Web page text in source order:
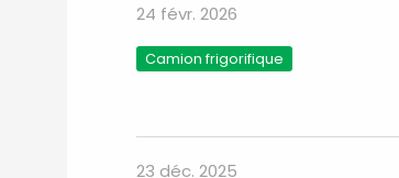
24 févr. 2026
Camion frigorifique
23 déc. 2025